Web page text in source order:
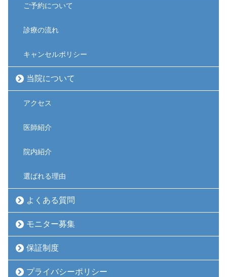
ご予約について
診療の流れ
キャンセルポリシー
当院について
アクセス
医師紹介
院内紹介
選ばれる理由
よくある質問
モニター募集
保証制度
プライバシーポリシー